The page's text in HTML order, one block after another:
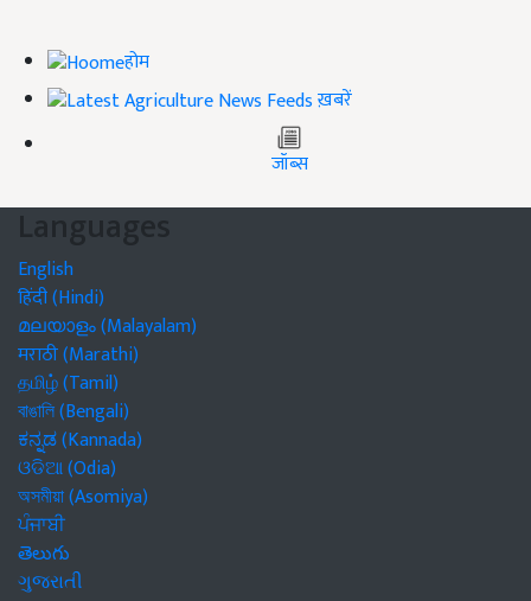
होम
ख़बरें
जॉब्स
Languages
English
हिंदी (Hindi)
മലയാളം (Malayalam)
मराठी (Marathi)
தமிழ் (Tamil)
বাঙালি (Bengali)
ಕನ್ನಡ (Kannada)
ଓଡିଆ (Odia)
অসমীয়া (Asomiya)
ਪੰਜਾਬੀ
తెలుగు
ગુજરાતી